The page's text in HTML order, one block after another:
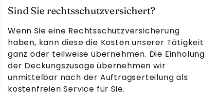
Sind Sie rechtsschutzversichert?
Wenn Sie eine Rechtsschutzversicherung
haben, kann diese die Kosten unserer Tätigkeit
ganz oder teilweise übernehmen. Die Einholung
der Deckungszusage übernehmen wir
unmittelbar nach der Auftragserteilung als
kostenfreien Service für Sie.